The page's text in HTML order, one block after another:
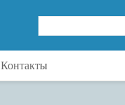
Контакты